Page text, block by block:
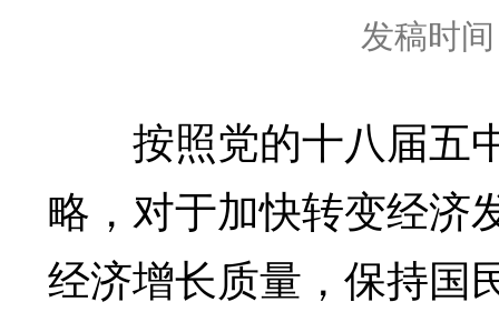
发稿时
按照党的十八届五
略，对于加快转变经济
经济增长质量，保持国